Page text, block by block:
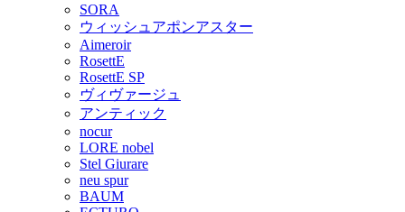
SORA
ウィッシュアポンアスター
Aimeroir
RosettE
RosettE SP
ヴィヴァージュ
アンティック
nocur
LORE nobel
Stel Giurare
neu spur
BAUM